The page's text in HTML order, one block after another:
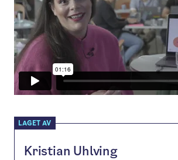
LAGET AV
Kristian Uhlving